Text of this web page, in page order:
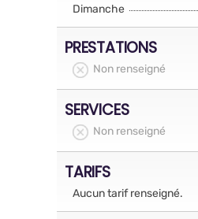
Dimanche
PRESTATIONS
Non renseigné
SERVICES
Non renseigné
TARIFS
Aucun tarif renseigné.